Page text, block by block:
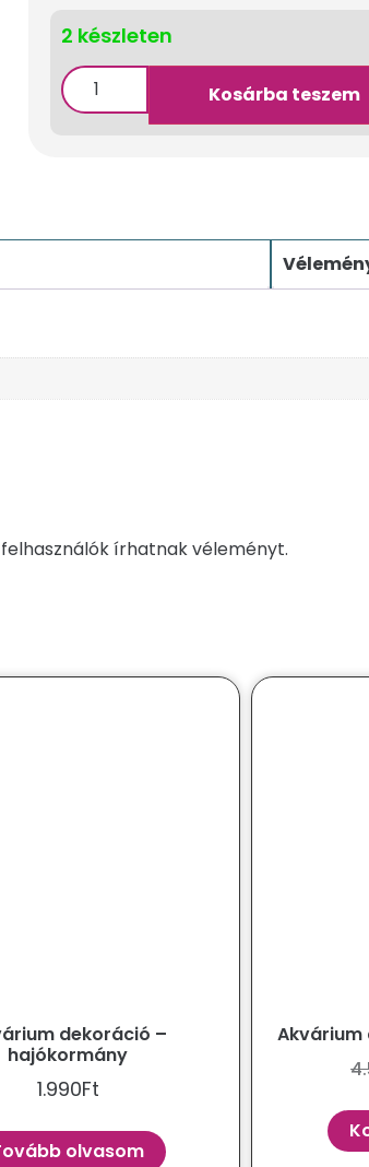
2 készleten
Kosárba teszem
írhatnak véleményt.
dekoráció –
hajókormány
1.990Ft
olvasom
Akvárium